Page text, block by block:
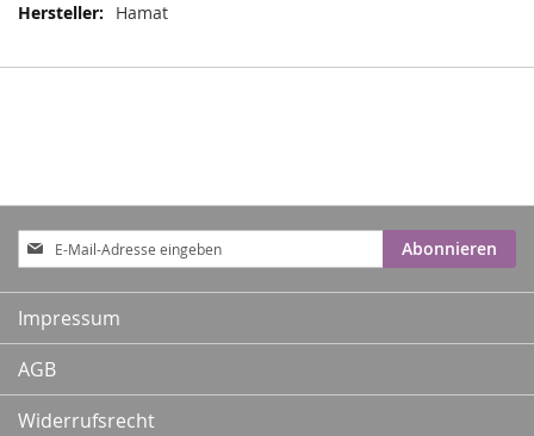
Hamat
Anmeldung
zum
Newsletter:
Abonnieren
Impressum
AGB
Widerrufsrecht